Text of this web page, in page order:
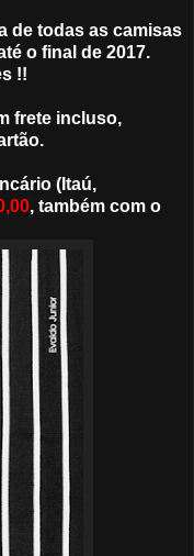
de todas as camisas
o final de 2017.
!!
frete incluso,
(Itaú,
, também com o